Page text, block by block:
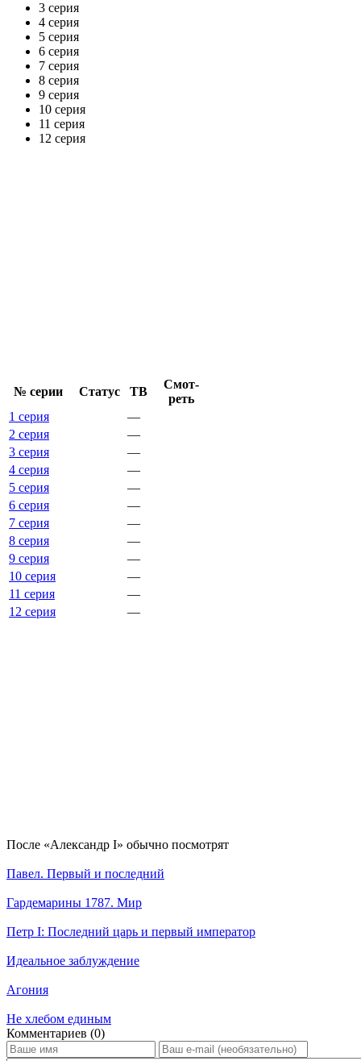
3 серия
4 серия
5 серия
6 серия
7 серия
8 серия
9 серия
10 серия
11 серия
12 серия
№ се­рии Ста­тус ТВ
Смот­
реть
1 серия
—
2 серия
—
3 серия
—
4 серия
—
5 серия
—
6 серия
—
7 серия
—
8 серия
—
9 серия
—
10 серия
—
11 серия
—
12 серия
—
По­сле «Александр I» обыч­но по­смот­рят
Павел. Первый и последний
Гардемарины 1787. Мир
Петр I: Последний царь и первый император
Идеальное заблуждение
Агония
Не хлебом единым
Ком­мен­та­ри­ев (0)